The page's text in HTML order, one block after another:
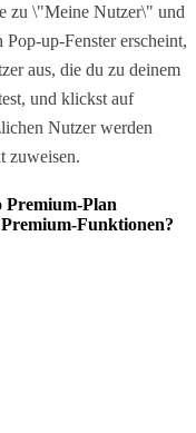
zu \"Meine Nutzer\" und
up-Fenster erscheint,
aus, die du zu deinem
und klickst auf
Nutzer werden
zuweisen.
Premium-Plan
Funktionen?